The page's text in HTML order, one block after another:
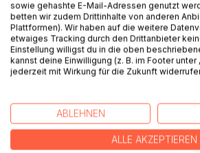
BESCHREIBUNG
Unvorhergesehene. Als Bens Bruder
Selbstmordversuchs in die Psychiatrie
verändert sich sein ganzes Leben. In
seinem Bruder zu helfen. Doch seinen
sowie gehashte E-Mail-Adressen genutzt
betten wir zudem Drittinhalte von anderen
Plattformen). Wir haben auf die weitere
etwaiges Tracking durch den Drittanbieter
Einstellung willigst du in die oben
kannst deine Einwilligung (z. B. im Footer unter
jederzeit mit Wirkung für die Zukunft
ABLEHNEN
ALLE AKZEPTIEREN